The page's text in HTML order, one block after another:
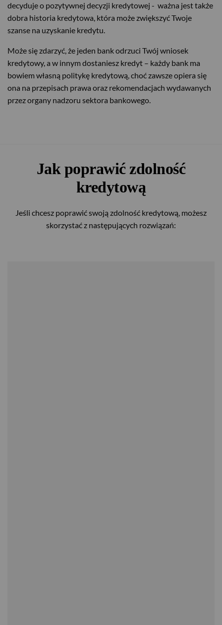
decyduje o pozytywnej decyzji kredytowej - ważna jest także
dobra historia kredytowa, która może zwiększyć Twoje
szanse na uzyskanie kredytu.
Może się zdarzyć, że jeden bank odrzuci Twój wniosek
kredytowy, a w innym dostaniesz kredyt – każdy bank ma
bowiem własną politykę kredytową, choć zawsze opiera się
ona na przepisach prawa oraz rekomendacjach wydawanych
przez organy nadzoru sektora bankowego.
Jak poprawić zdolność
kredytową
Jeśli chcesz poprawić swoją zdolność kredytową, możesz
skorzystać z następujących rozwiązań: